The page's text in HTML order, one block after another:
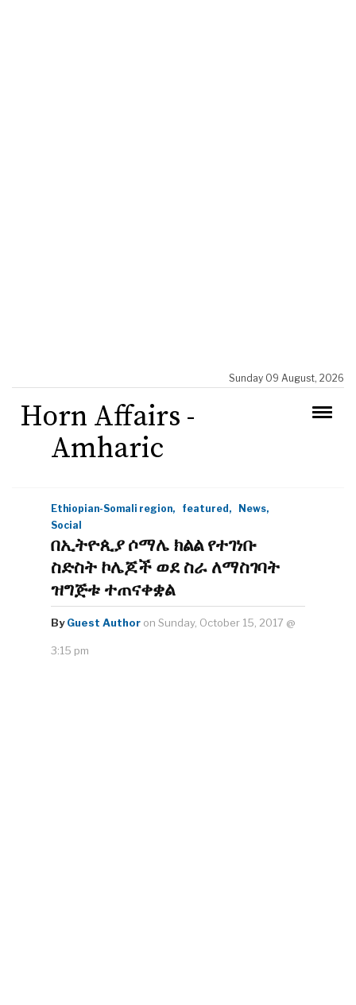
Sunday 09 August, 2026
Horn Affairs -
Amharic
Ethiopian-Somali region, featured,
News,
Social
በኢትዮጲያ ሶማሌ ክልል የተገነቡ
ስድስት ኮሌጆች ወደ ስራ ለማስገባት
ዝግጅቱ ተጠናቀቋል
By Guest Author on Sunday, October 15, 2017 @
3:15 pm